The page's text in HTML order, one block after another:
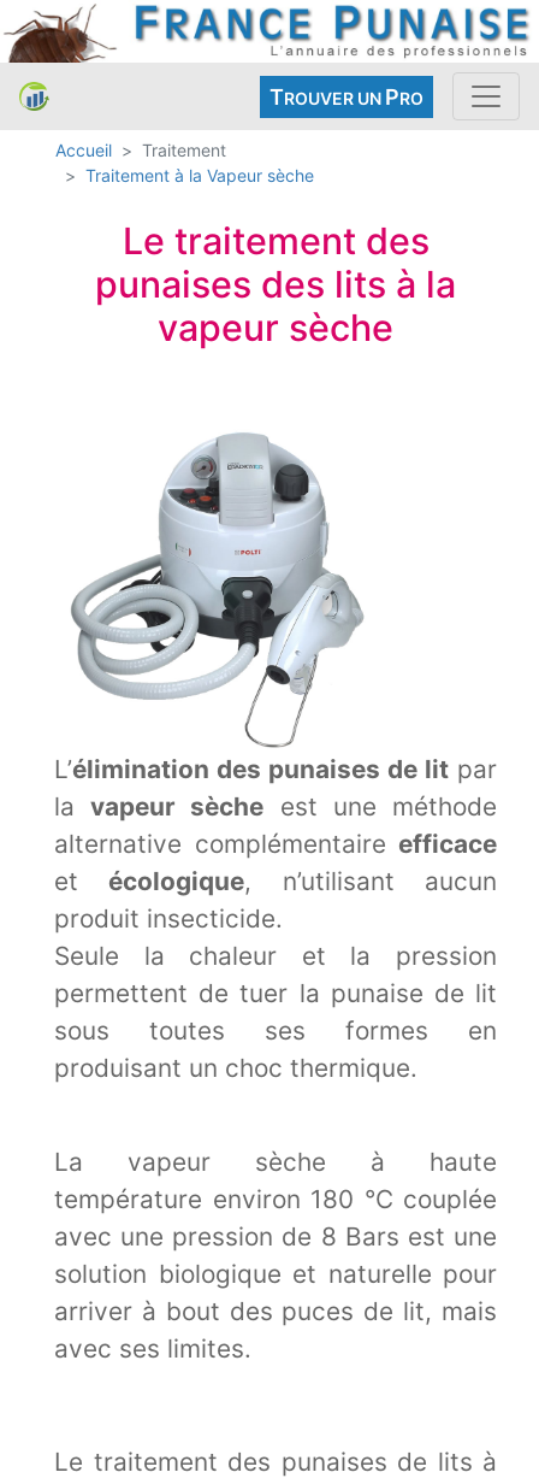
TROUVER UN PRO
Accueil
Traitement
Traitement à la Vapeur sèche
Le traitement des
punaises des lits à la
vapeur sèche
L’élimination des punaises de lit par
lavapeur sèche est une méthode
alternative complémentaire efficace
etécologique, n’utilisant aucun
produit insecticide.
Seule la chaleur et la pression
permettent de tuer la punaise de lit
sous toutes ses formes en
produisant un choc thermique.
La vapeur sèche à haute
température environ 180 °C couplée
avec une pression de 8 Bars est une
solution biologique et naturelle pour
arriver à bout des puces de lit, mais
avec ses limites.
Le traitement des punaises de lits à